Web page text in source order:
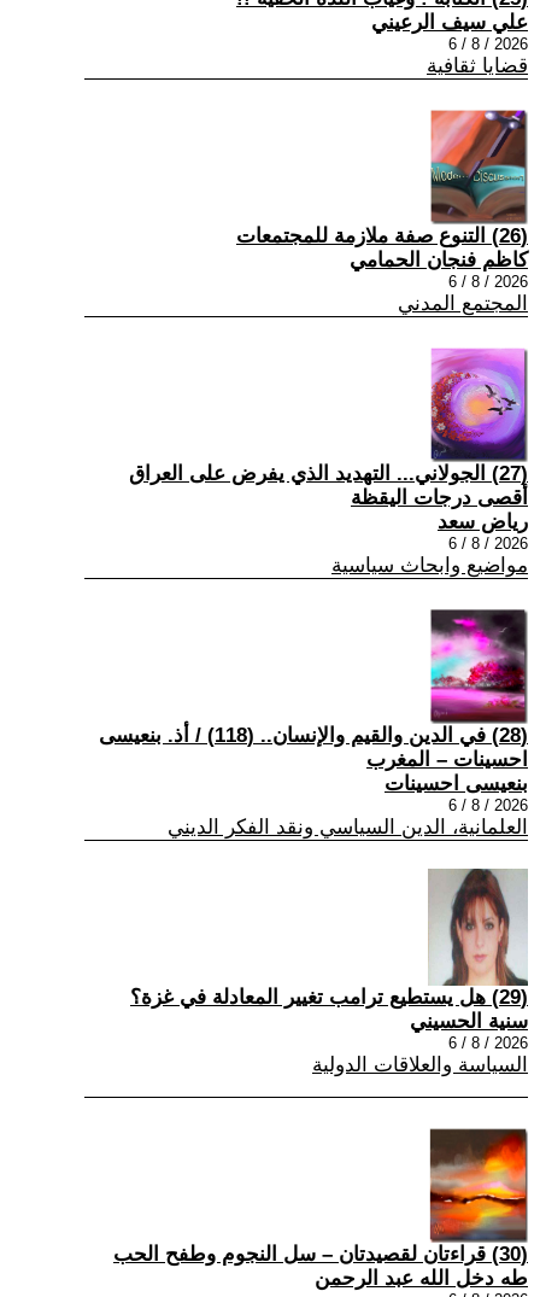
علي سيف الرعيني
2026 / 8 / 6
قضايا ثقافية
(26) التنوع صفة ملازمة للمجتمعات
كاظم فنجان الحمامي
2026 / 8 / 6
المجتمع المدني
(27) الجولاني... التهديد الذي يفرض على العراق
أقصى درجات اليقظة
رياض سعد
2026 / 8 / 6
مواضيع وابحاث سياسية
(28) في الدين والقيم والإنسان.. (118) / أذ. بنعيسى
احسينات – المغرب
بنعيسى احسينات
2026 / 8 / 6
العلمانية، الدين السياسي ونقد الفكر الديني
(29) هل يستطيع ترامب تغيير المعادلة في غزة؟
سنية الحسيني
2026 / 8 / 6
السياسة والعلاقات الدولية
(30) قراءتان لقصيدتان – سل النجوم وطفح الحب
طه دخل الله عبد الرحمن